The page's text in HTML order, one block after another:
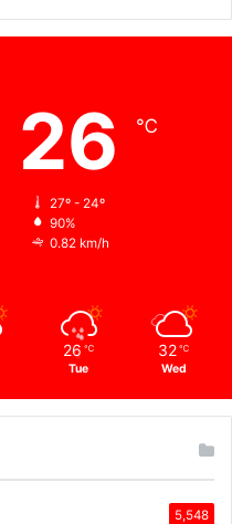
26 ℃
27º - 24º
90%
0.82 km/h
26 ℃
Tue
32 ℃
Wed
5,548